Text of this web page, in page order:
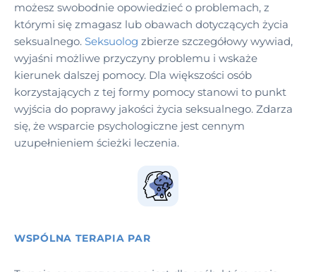
możesz swobodnie opowiedzieć o problemach, z
którymi się zmagasz lub obawach dotyczących życia
seksualnego. Seksuolog zbierze szczegółowy wywiad,
wyjaśni możliwe przyczyny problemu i wskaże
kierunek dalszej pomocy. Dla większości osób
korzystających z tej formy pomocy stanowi to punkt
wyjścia do poprawy jakości życia seksualnego. Zdarza
się, że wsparcie psychologiczne jest cennym
uzupełnieniem ścieżki leczenia.
WSPÓLNA TERAPIA PAR